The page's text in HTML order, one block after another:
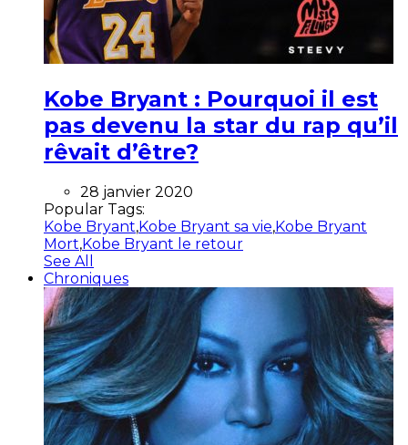
Kobe Bryant : Pourquoi il est
pas devenu la star du rap qu’il
rêvait d’être?
28 janvier 2020
Popular Tags:
Kobe Bryant,Kobe Bryant sa vie,Kobe Bryant
Mort,Kobe Bryant le retour
See All
Chroniques